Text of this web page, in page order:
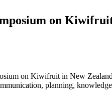
on
on Kiwifruit in New
planning,